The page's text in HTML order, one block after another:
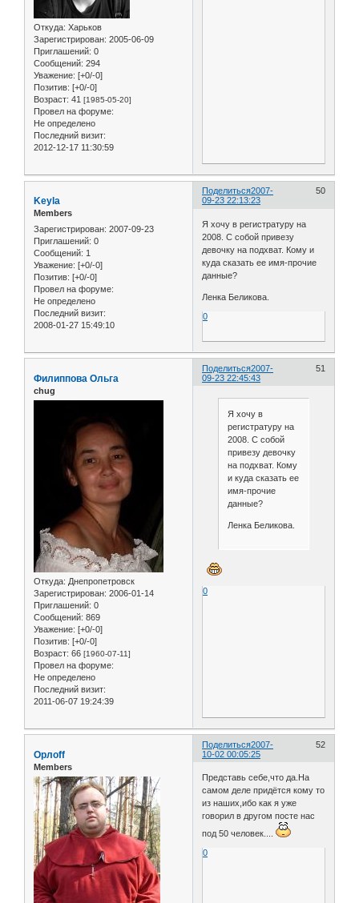
Откуда: Харьков
Зарегистрирован: 2005-06-09
Приглашений: 0
Сообщений: 294
Уважение: [+0/-0]
Позитив: [+0/-0]
Возраст: 41 [1985-05-20]
Провел на форуме:
Не определено
Последний визит:
2012-12-17 11:30:59
Поделиться 50
2007-
09-23 22:13:23
Keyla
Members
Зарегистрирован: 2007-09-23
Приглашений: 0
Сообщений: 1
Уважение: [+0/-0]
Позитив: [+0/-0]
Провел на форуме:
Не определено
Последний визит:
2008-01-27 15:49:10
Я хочу в регистратуру на
2008. С собой привезу
девочку на подхват. Кому и
куда сказать ее имя-прочие
данные?
Ленка Беликова.
0
Поделиться 51
2007-
09-23 22:45:43
Филиппова Ольга
chug
Откуда: Днепропетровск
Зарегистрирован: 2006-01-14
Приглашений: 0
Сообщений: 869
Уважение: [+0/-0]
Позитив: [+0/-0]
Возраст: 66 [1960-07-11]
Провел на форуме:
Не определено
Последний визит:
2011-06-07 19:24:39
Я хочу в
регистратуру на
2008. С собой
привезу девочку
на подхват. Кому
и куда сказать ее
имя-прочие
данные?
Ленка Беликова.
0
Поделиться 52
2007-
10-02 00:05:25
Орлоff
Members
Представь себе,что да.На
самом деле придётся кому то
из наших,ибо как я уже
говорил в другом посте нас
под 50 человек....
0